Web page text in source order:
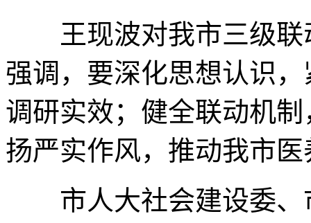
王现波对我市三级联
强调，要深化思想认识
调研实效；健全联动机
扬严实作风，推动我市
市人大社会建设委、